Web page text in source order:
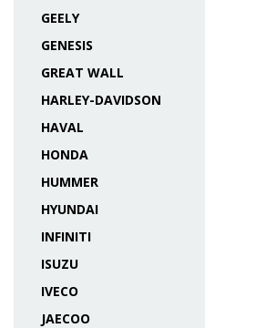
GEELY
GENESIS
GREAT WALL
HARLEY-DAVIDSON
HAVAL
HONDA
HUMMER
HYUNDAI
INFINITI
ISUZU
IVECO
JAECOO